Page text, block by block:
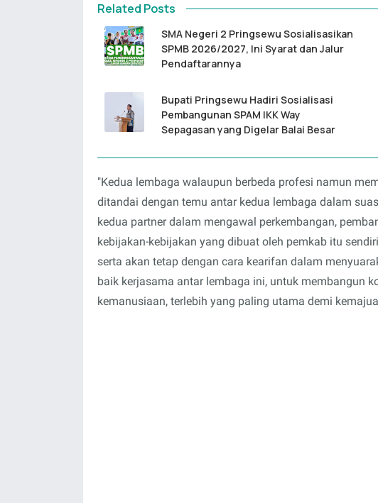
Related Posts
SMA Negeri 2 Pringsewu Sosialisasikan
SPMB 2026/2027, Ini Syarat dan Jalur
Pendaftarannya
Bupati Pringsewu Hadiri Sosialisasi
Pembangunan SPAM IKK Way
Sepagasan yang Digelar Balai Besar
"Kedua lembaga walaupun berbeda profesi namun
ditandai dengan temu antar kedua lembaga dalam
kedua partner dalam mengawal perkembangan,
kebijakan-kebijakan yang dibuat oleh pemkab itu
serta akan tetap dengan cara kearifan dalam
baik kerjasama antar lembaga ini, untuk membangun
kemanusiaan, terlebih yang paling utama demi